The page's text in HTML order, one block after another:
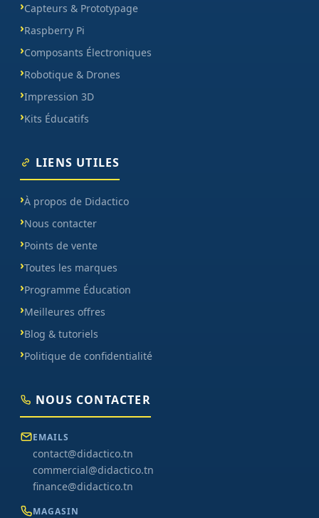
Capteurs & Prototypage
Raspberry Pi
Composants Électroniques
Robotique & Drones
Impression 3D
Kits Éducatifs
LIENS UTILES
À propos de Didactico
Nous contacter
Points de vente
Toutes les marques
Programme Éducation
Meilleures offres
Blog & tutoriels
Politique de confidentialité
NOUS CONTACTER
EMAILS
contact@didactico.tn
commercial@didactico.tn
finance@didactico.tn
MAGASIN